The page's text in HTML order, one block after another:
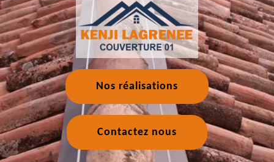
Nos réalisations
Contactez nous